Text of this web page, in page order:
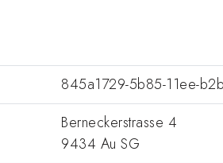
845a1729-5b85-11ee-
Berneckerstrasse 4
9434 Au SG